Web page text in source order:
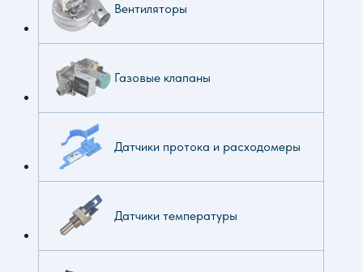
Вентиляторы
Газовые клапаны
Датчики протока и расходомеры
Датчики температуры